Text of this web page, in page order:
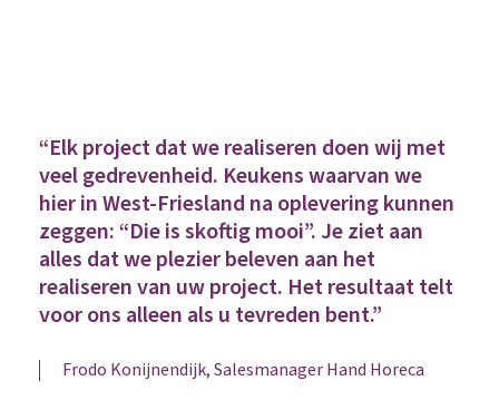
“Elk project dat we realiseren doen wij met
veel gedrevenheid. Keukens waarvan we
hier in West-Friesland na oplevering kunnen
zeggen: “Die is skoftig mooi”. Je ziet aan
alles dat we plezier beleven aan het
realiseren van uw project. Het resultaat telt
voor ons alleen als u tevreden bent.”
Frodo Konijnendijk, Salesmanager Hand Horeca